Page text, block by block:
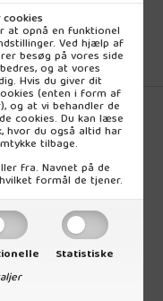
at opnå en funktionel
Ved hjælp af
besøg på vores side
og at vores
Hvis du giver dit
(enten i form af
og at vi behandler de
cookies. Du kan læse
, hvor du også altid har
tilbage.
fra. Navnet på de
formål de tjener.
Statistiske